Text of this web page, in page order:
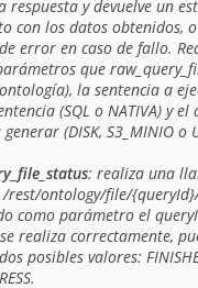
respuesta y devuelve un
con los datos obtenidos,
error en caso de fallo.
que
la sentencia a
(SQL o NATIVA) y el
(DISK, S3_MINIO o
: realiza una
rest/ontology/file/
como parámetro el
realiza correctamente,
posibles valores: